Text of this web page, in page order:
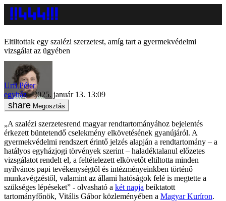
Eltiltottak egy szalézi szerzetest, amíg tart a gyermekvédelmi
vizsgálat az ügyében
Urfi Péter
egyház
2025. január 13. 13:09
Megosztás
„A szalézi szerzetesrend magyar rendtartományához bejelentés
érkezett büntetendő cselekmény elkövetésének gyanújáról. A
gyermekvédelmi rendszert érintő jelzés alapján a rendtartomány – a
hatályos egyházjogi törvények szerint – haladéktalanul előzetes
vizsgálatot rendelt el, a feltételezett elkövetőt eltiltotta minden
nyilvános papi tevékenységtől és intézményeinkben történő
munkavégzéstől, valamint az állami hatóságok felé is megtette a
szükséges lépéseket” - olvasható a két napja beiktatott
tartományfőnök, Vitális Gábor közleményében a Magyar Kuríron.